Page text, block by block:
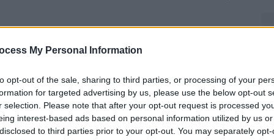
My Personal Information
opt-out of the sale, sharing to third parties, or processing of your
for targeted advertising by us, please use the below opt-out
selection. Please note that after your opt-out request is processed
interest-based ads based on personal information utilized by us
to third parties prior to your opt-out. You may separately
στιγμή - Με βρώμη,